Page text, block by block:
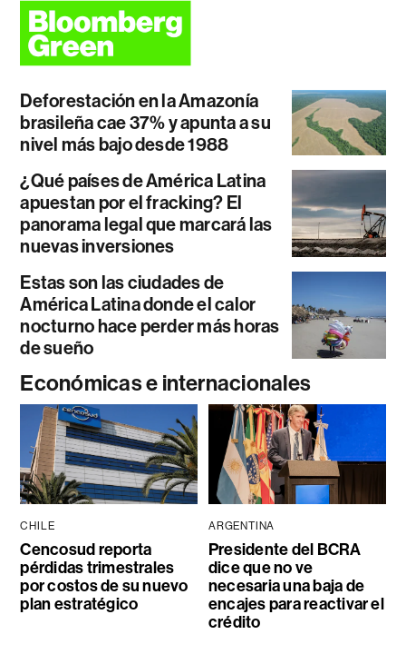
Deforestación en la Amazonía
brasileña cae 37% y apunta a su
nivel más bajo desde 1988
¿Qué países de América Latina
apuestan por el fracking? El
panorama legal que marcará las
nuevas inversiones
Estas son las ciudades de
América Latina donde el calor
nocturno hace perder más horas
de sueño
Económicas e internacionales
CHILE
Cencosud reporta
pérdidas trimestrales
por costos de su nuevo
plan estratégico
ARGENTINA
Presidente del BCRA
dice que no ve
necesaria una baja de
encajes para reactivar el
crédito